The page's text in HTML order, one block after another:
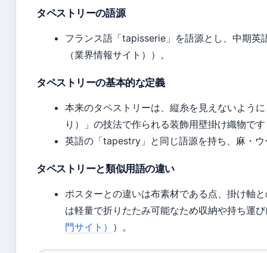
タペストリーの語源
フランス語「tapisserie」を語源とし、中期
（業界情報サイト））。
タペストリーの基本的な定義
本来のタペストリーは、縦糸を見えないよう
り）」の技法で作られる装飾用壁掛け織物で
英語の「tapestry」と同じ語源を持ち、麻・
タペストリーと類似用語の違い
ポスターとの違いは布素材である点、掛け軸
は軽量で折りたたみ可能なため収納や持ち運
門サイト） ）。